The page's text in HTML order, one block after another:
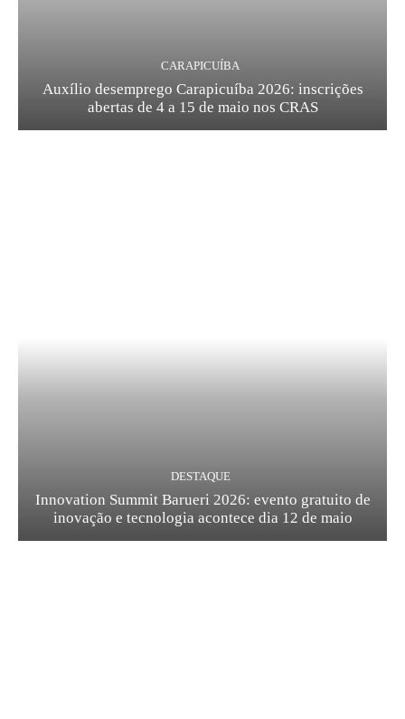
CARAPICUÍBA
Auxílio desemprego Carapicuíba 2026: inscrições
abertas de 4 a 15 de maio nos CRAS
DESTAQUE
Innovation Summit Barueri 2026: evento gratuito de
inovação e tecnologia acontece dia 12 de maio